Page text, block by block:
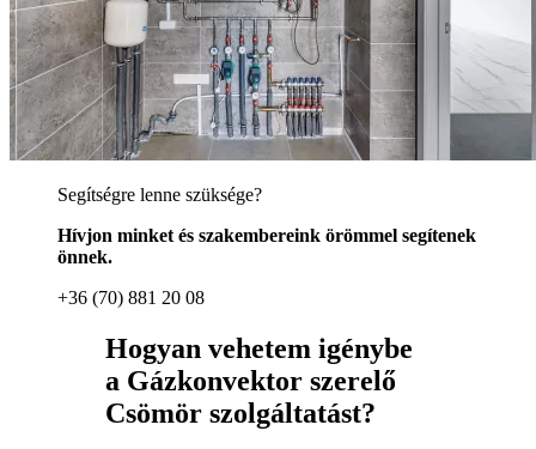
Segítségre lenne szüksége?
Hívjon minket és szakembereink örömmel segítenek
önnek.
+36 (70) 881 20 08
Hogyan vehetem igénybe
a Gázkonvektor szerelő
Csömör szolgáltatást?